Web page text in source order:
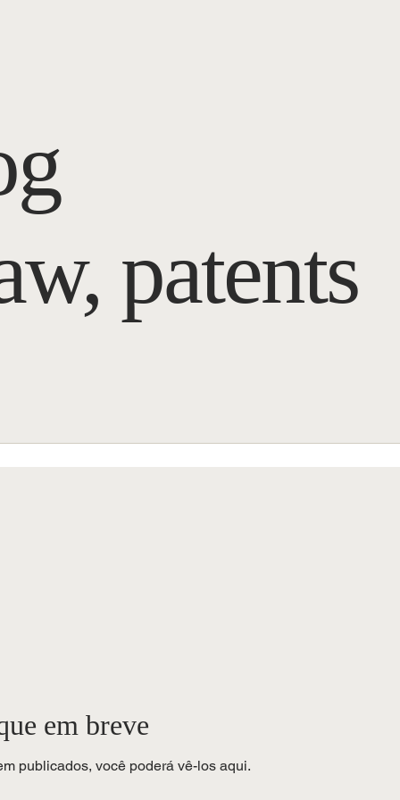
patents
em breve
publicados, você poderá vê-los aqui.